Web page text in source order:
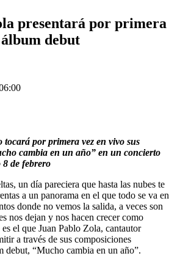
presentará por primera
debut
por primera vez en vivo sus
cambia en un año” en un concierto
de febrero
un día pareciera que hasta las nubes te
a un panorama en el que todo se va en
donde no vemos la salida, a veces son
nos dejan y nos hacen crecer como
es el que Juan Pablo Zola, cantautor
a través de sus composiciones
debut, “Mucho cambia en un año”.